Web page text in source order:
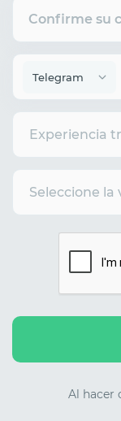
Confirme su
Telegram
Experiencia
Seleccione la
Al hacer